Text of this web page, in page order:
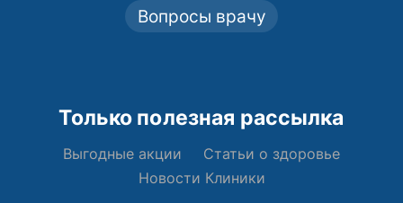
Вопросы врачу
Только полезная рассылка
Выгодные акции
Статьи о здоровье
Новости Клиники